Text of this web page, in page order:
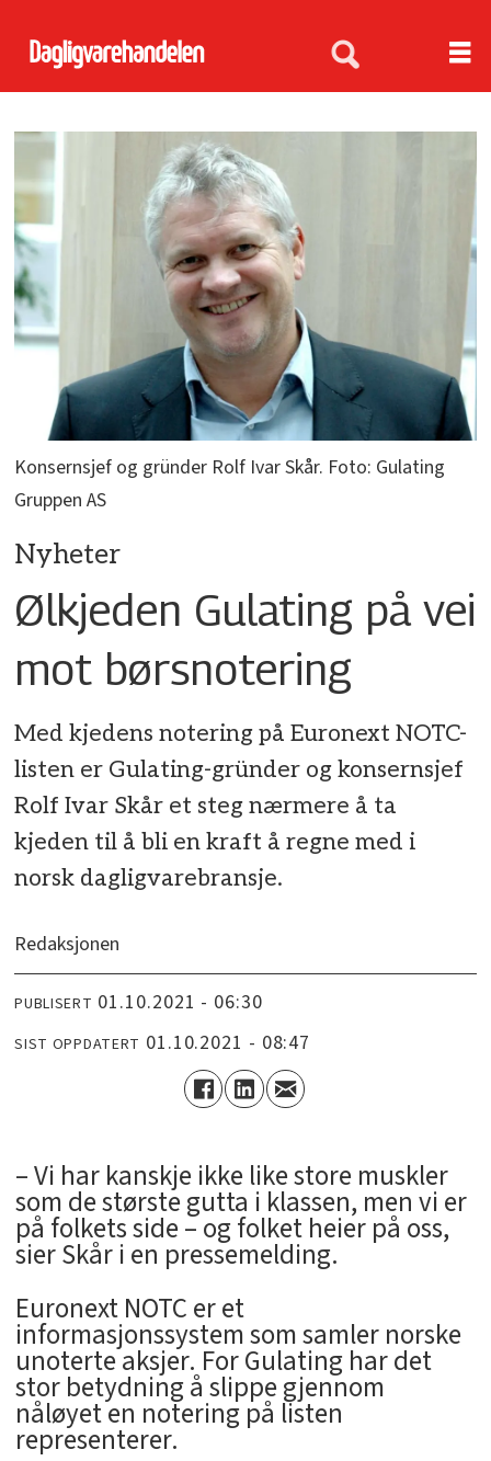
Konsernsjef og gründer Rolf Ivar Skår. Foto: Gulating
Gruppen AS
Nyheter
Ølkjeden Gulating på vei
mot børsnotering
Med kjedens notering på Euronext NOTC-
listen er Gulating-gründer og konsernsjef
Rolf Ivar Skår et steg nærmere å ta
kjeden til å bli en kraft å regne med i
norsk dagligvarebransje.
Redaksjonen
PUBLISERT 01.10.2021 - 06:30
SIST OPPDATERT 01.10.2021 - 08:47
– Vi har kanskje ikke like store muskler
som de største gutta i klassen, men vi er
på folkets side – og folket heier på oss,
sier Skår i en pressemelding.
Euronext NOTC er et
informasjonssystem som samler norske
unoterte aksjer. For Gulating har det
stor betydning å slippe gjennom
nåløyet en notering på listen
representerer.